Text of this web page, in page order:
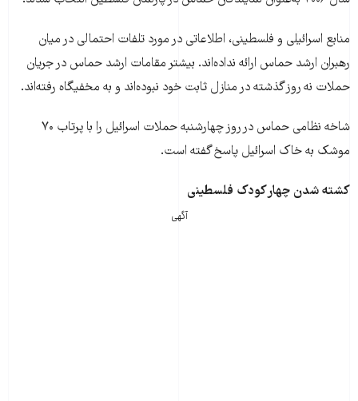
منابع اسرائیلی و فلسطینی، اطلاعاتی در مورد تلفات احتمالی در میان
رهبران ارشد حماس ارائه نداده‌اند. بیشتر مقامات ارشد حماس در جریان
حملات نه روز گذشته در منازل ثابت خود نبوده‌اند و به مخفیگاه رفته‌اند.
شاخه نظامی حماس در روز چهارشنبه حملات اسرائیل را با پرتاب ۷۰
موشک به خاک اسرائیل پاسخ گفته است.
کشته شدن چهار کودک فلسطینی
آگهی